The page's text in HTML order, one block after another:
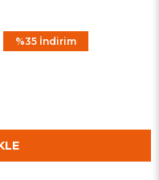
%35 İndirim